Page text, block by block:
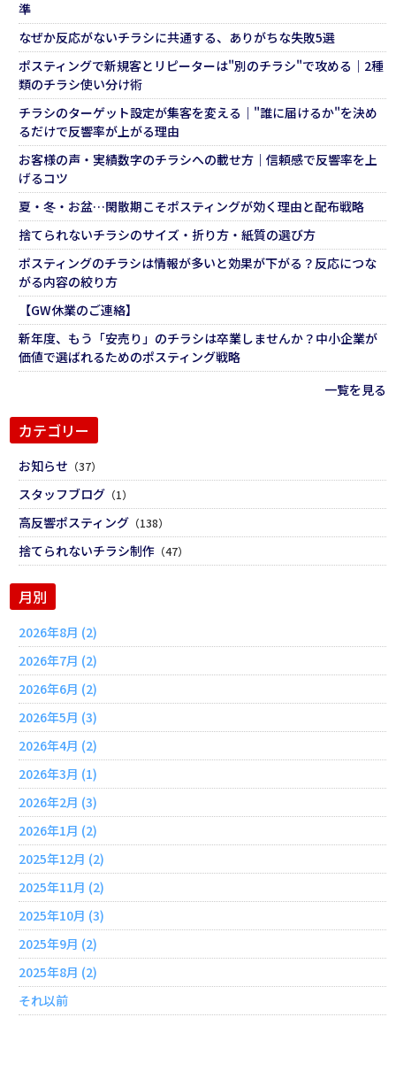
準
なぜか反応がないチラシに共通する、ありがちな失敗5選
ポスティングで新規客とリピーターは"別のチラシ"で攻める｜2種
類のチラシ使い分け術
チラシのターゲット設定が集客を変える｜"誰に届けるか"を決め
るだけで反響率が上がる理由
お客様の声・実績数字のチラシへの載せ方｜信頼感で反響率を上
げるコツ
夏・冬・お盆…閑散期こそポスティングが効く理由と配布戦略
捨てられないチラシのサイズ・折り方・紙質の選び方
ポスティングのチラシは情報が多いと効果が下がる？反応につな
がる内容の絞り方
【GW休業のご連絡】
新年度、もう「安売り」のチラシは卒業しませんか？中小企業が
価値で選ばれるためのポスティング戦略
一覧を見る
カテゴリー
お知らせ （37）
スタッフブログ （1）
高反響ポスティング （138）
捨てられないチラシ制作 （47）
月別
2026年8月 (2)
2026年7月 (2)
2026年6月 (2)
2026年5月 (3)
2026年4月 (2)
2026年3月 (1)
2026年2月 (3)
2026年1月 (2)
2025年12月 (2)
2025年11月 (2)
2025年10月 (3)
2025年9月 (2)
2025年8月 (2)
それ以前